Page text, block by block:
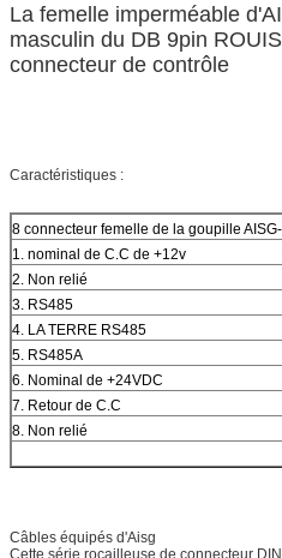
La femelle imperméable
masculin du DB 9pin
connecteur de contrôle
Caractéristiques :
8 connecteur femelle de la goupille
1. nominal de C.C de +12v
2. Non relié
3. RS485
4. LA TERRE RS485
5. RS485A
6. Nominal de +24VDC
7. Retour de C.C
8. Non relié
Câbles équipés d'Aisg
Cette série rocailleuse de connecteur